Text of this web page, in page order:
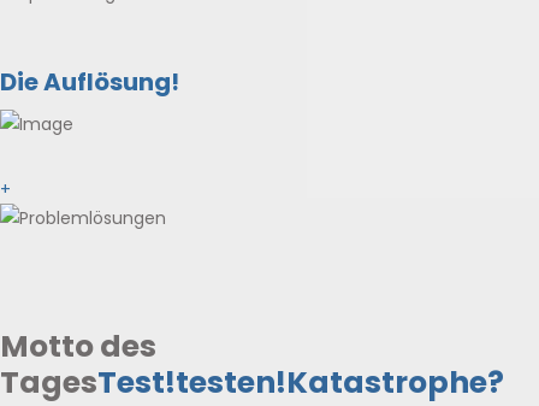
Die Auflösung!
+
Motto des
TagesTest!testen!Katastrophe?